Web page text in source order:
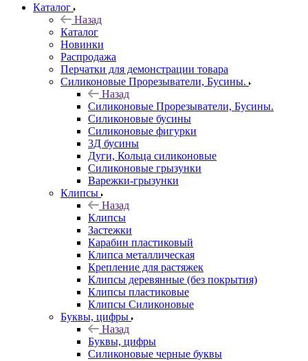
Каталог
Назад
Каталог
Новинки
Распродажа
Перчатки для демонстрации товара
Силиконовые Прорезыватели, Бусины.
Назад
Силиконовые Прорезыватели, Бусины.
Силиконовые бусины
Силиконовые фигурки
3Д бусины
Дуги, Кольца силиконовые
Силиконовые грызунки
Варежки-грызунки
Клипсы
Назад
Клипсы
Застежки
Карабин пластиковый
Клипса металлическая
Крепление для растяжек
Клипсы деревянные (без покрытия)
Клипсы пластиковые
Клипсы Силиконовые
Буквы, цифры
Назад
Буквы, цифры
Силиконовые черные буквы